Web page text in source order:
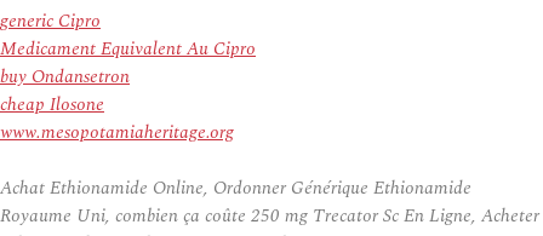
generic Cipro
Medicament Equivalent Au Cipro
buy Ondansetron
cheap Ilosone
www.mesopotamiaheritage.org
Achat Ethionamide Online, Ordonner Générique Ethionamide
Royaume Uni, combien ça coûte 250 mg Trecator Sc En Ligne, Acheter